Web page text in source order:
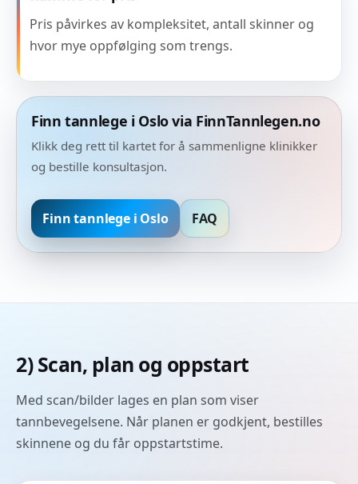
Pris påvirkes av kompleksitet, antall skinner og
hvor mye oppfølging som trengs.
Finn tannlege i Oslo via FinnTannlegen.no
Klikk deg rett til kartet for å sammenligne klinikker
og bestille konsultasjon.
Finn tannlege i Oslo FAQ
2) Scan, plan og oppstart
Med scan/bilder lages en plan som viser
tannbevegelsene. Når planen er godkjent, bestilles
skinnene og du får oppstartstime.